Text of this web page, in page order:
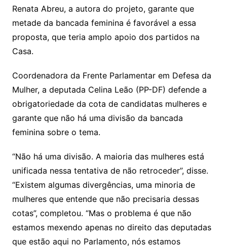
Renata Abreu, a autora do projeto, garante que
metade da bancada feminina é favorável a essa
proposta, que teria amplo apoio dos partidos na
Casa.
Coordenadora da Frente Parlamentar em Defesa da
Mulher, a deputada Celina Leão (PP-DF) defende a
obrigatoriedade da cota de candidatas mulheres e
garante que não há uma divisão da bancada
feminina sobre o tema.
“Não há uma divisão. A maioria das mulheres está
unificada nessa tentativa de não retroceder”, disse.
“Existem algumas divergências, uma minoria de
mulheres que entende que não precisaria dessas
cotas”, completou. “Mas o problema é que não
estamos mexendo apenas no direito das deputadas
que estão aqui no Parlamento, nós estamos